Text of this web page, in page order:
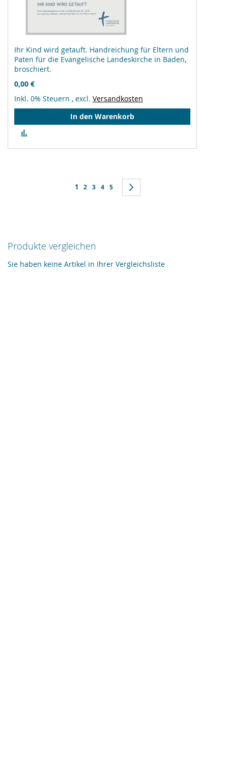
Ihr Kind wird getauft. Handreichung für Eltern und
Paten für die Evangelische Landeskirche in Baden,
broschiert.
0,00 €
Inkl. 0% Steuern , excl. Versandkosten
In den Warenkorb
hinzufügen
Sie lesen gerade Seite
1 Seite
2 Seite
3 Seite
4 Seite
5
Produkte vergleichen
Sie haben keine Artikel in Ihrer Vergleichsliste